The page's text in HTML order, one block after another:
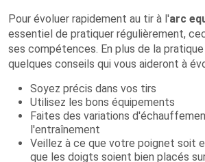
Pour évoluer rapidement au tir à l'arc
essentiel de pratiquer régulièrement,
ses compétences. En plus de la
quelques conseils qui vous aideront à
Soyez précis dans vos tirs
Utilisez les bons équipements
Faites des variations
l'entraînement
Veillez à ce que votre poignet soit
que les doigts soient bien placés